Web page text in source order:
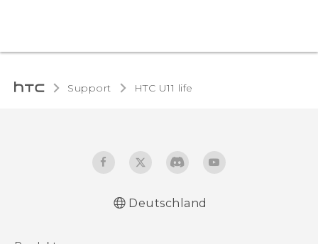
Support HTC U11 life‎
Deutschland